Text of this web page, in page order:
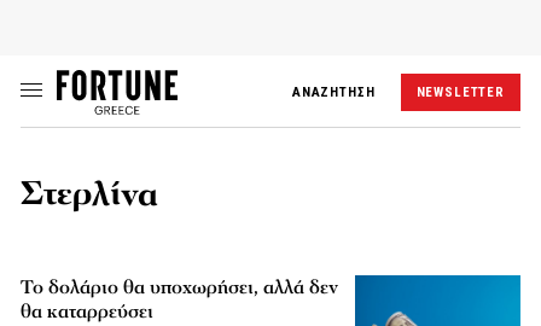
ΑΝΑΖΗΤΗΣΗ NEWSLETTER
Στερλίνα
Το δολάριο θα υποχωρήσει, αλλά δεν
θα καταρρεύσει